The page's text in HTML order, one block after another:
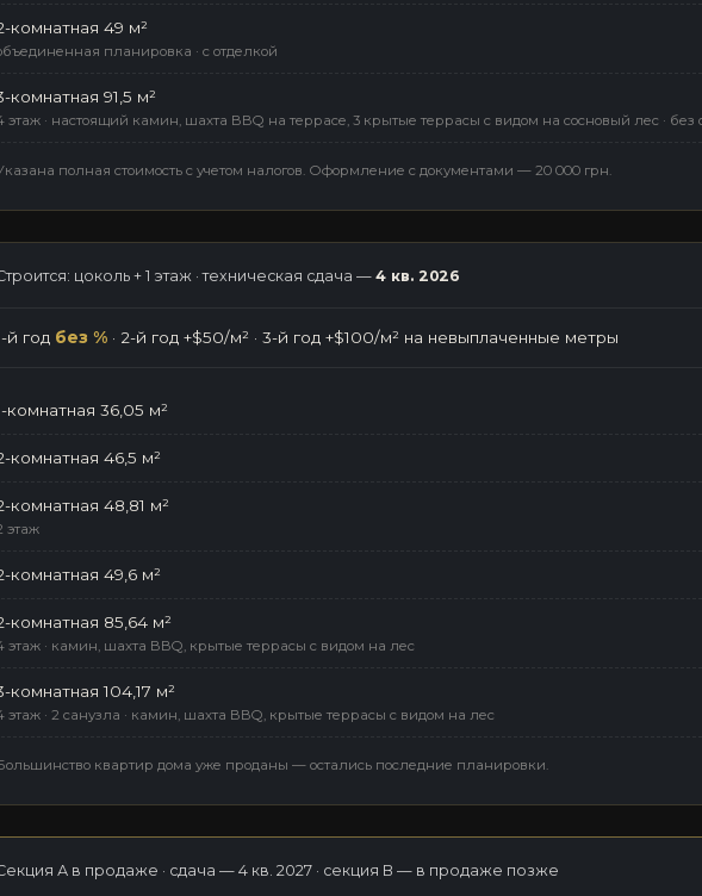
комнатная 49 м²
планировка · с отделкой
комнатная 91,5 м²
этаж · настоящий камин, шахта BBQ на террасе, 3 крытые террасы с видом на сосновый лес · без
полная стоимость с учетом налогов. Оформление с документами — 20 000 грн.
НА ГЕНПЛАНЕ · В ПРОДАЖЕ
2
цоколь + 1 этаж · техническая сдача — 4 кв. 2026
й год без % · 2-й год +$50/м² · 3-й год +$100/м² на невыплаченные метры
комнатная 36,05 м²
комнатная 46,5 м²
комнатная 48,81 м²
этаж
комнатная 49,6 м²
комнатная 85,64 м²
этаж · камин, шахта BBQ, крытые террасы с видом на лес
комнатная 104,17 м²
этаж · 2 санузла · камин, шахта BBQ, крытые террасы с видом на лес
квартир дома уже проданы — остались последние планировки.
НА ГЕНПЛАНЕ · АКЦИЯ 50 МЕСЯЦЕВ БЕЗ %
3
А в продаже · сдача — 4 кв. 2027 · секция B — в продаже позже